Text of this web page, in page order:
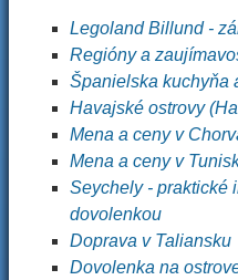
Legoland Billund -
Regióny a
Španielska kuchyňa
Havajské ostrovy
Mena a ceny v
Mena a ceny v
Seychely - praktické
dovolenkou
Doprava v Taliansku
Dovolenka na